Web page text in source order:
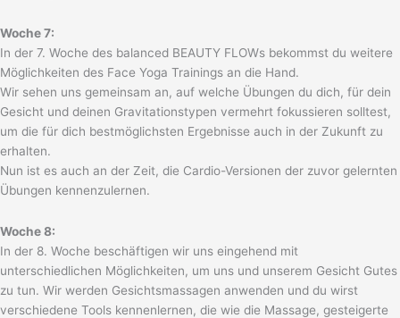
Woche 7:
In der 7. Woche des balanced BEAUTY FLOWs bekommst du weitere
Möglichkeiten des Face Yoga Trainings an die Hand.
Wir sehen uns gemeinsam an, auf welche Übungen du dich, für dein
Gesicht und deinen Gravitationstypen vermehrt fokussieren solltest,
um die für dich bestmöglichsten Ergebnisse auch in der Zukunft zu
erhalten.
Nun ist es auch an der Zeit, die Cardio-Versionen der zuvor gelernten
Übungen kennenzulernen.
Woche 8:
In der 8. Woche beschäftigen wir uns eingehend mit
unterschiedlichen Möglichkeiten, um uns und unserem Gesicht Gutes
zu tun. Wir werden Gesichtsmassagen anwenden und du wirst
verschiedene Tools kennenlernen, die wie die Massage, gesteigerte